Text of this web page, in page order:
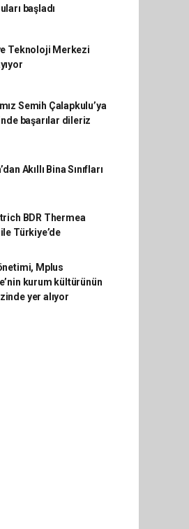
başladı
Teknoloji Merkezi
Semih Çalapkulu’ya
başarılar dileriz
Akıllı Bina Sınıfları
BDR Thermea
Türkiye’de
Mplus
kurum kültürünün
yer alıyor